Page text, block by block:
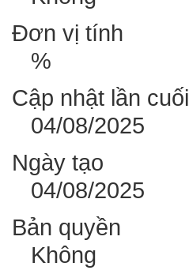
Đơn vị tính
%
Cập nhật lần cuối
04/08/2025
Ngày tạo
04/08/2025
Bản quyền
Không